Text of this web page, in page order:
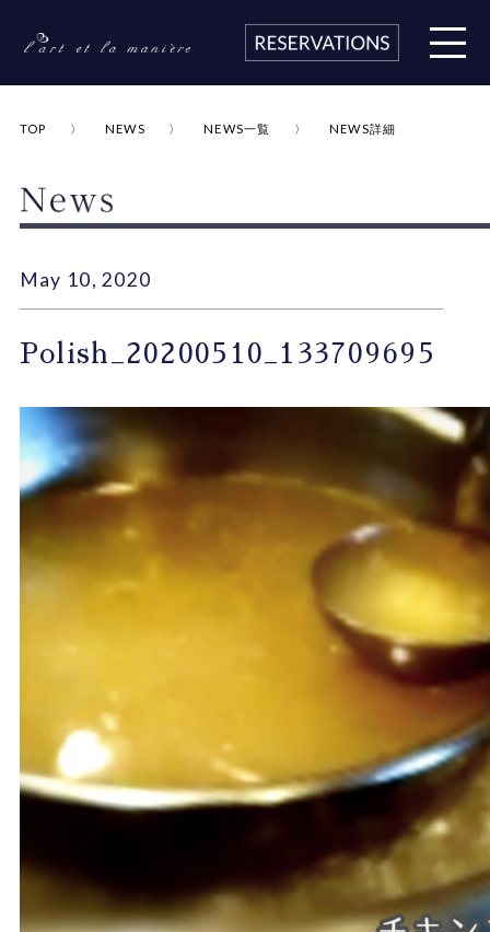
TOP NEWS NEWS一覧 NEWS詳細
May 10, 2020
Polish_20200510_133709695